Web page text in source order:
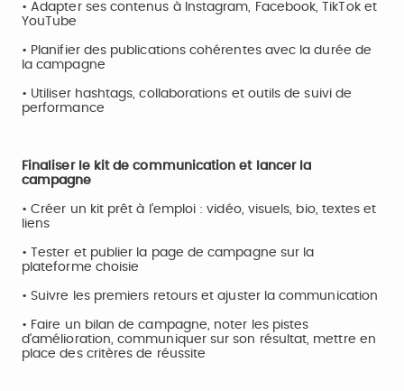
• Adapter ses contenus à Instagram, Facebook, TikTok et
YouTube
• Planifier des publications cohérentes avec la durée de
la campagne
• Utiliser hashtags, collaborations et outils de suivi de
performance
Finaliser le kit de communication et lancer la
campagne
• Créer un kit prêt à l’emploi : vidéo, visuels, bio, textes et
liens
• Tester et publier la page de campagne sur la
plateforme choisie
• Suivre les premiers retours et ajuster la communication
• Faire un bilan de campagne, noter les pistes
d'amélioration, communiquer sur son résultat, mettre en
place des critères de réussite